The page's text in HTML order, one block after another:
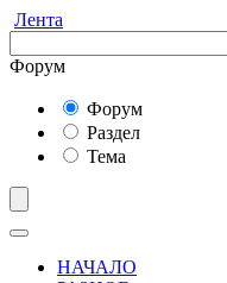
Лента
Форум
Форум
Раздел
Тема
НАЧАЛО